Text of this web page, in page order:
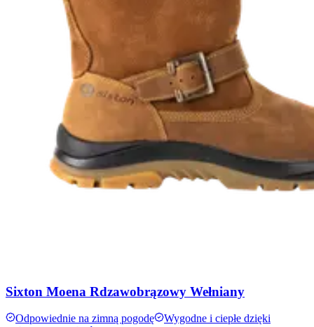
Sixton Moena Rdzawobrązowy Wełniany
Odpowiednie na zimną pogodę
Wygodne i ciepłe dzięki